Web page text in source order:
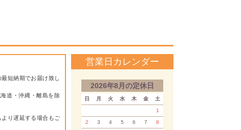
短納期でお届け致し
道・沖縄・離島を除
り遅延する場合もご
営業日カレンダー
2026年8月の定休日
日 月 火 水 木 金 土
1
2 3 4 5 6 7 8